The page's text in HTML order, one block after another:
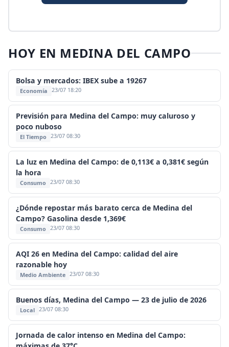
HOY EN MEDINA DEL CAMPO
Bolsa y mercados: IBEX sube a 19267
Economía 23/07 18:20
Previsión para Medina del Campo: muy caluroso y
poco nuboso
El Tiempo 23/07 08:30
La luz en Medina del Campo: de 0,113€ a 0,381€ según
la hora
Consumo 23/07 08:30
¿Dónde repostar más barato cerca de Medina del
Campo? Gasolina desde 1,369€
Consumo 23/07 08:30
AQI 26 en Medina del Campo: calidad del aire
razonable hoy
Medio Ambiente 23/07 08:30
Buenos días, Medina del Campo — 23 de julio de 2026
Local 23/07 08:30
Jornada de calor intenso en Medina del Campo: